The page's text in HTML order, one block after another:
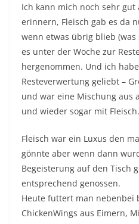
Ich kann mich noch sehr
erinnern, Fleisch gab es da
wenn etwas übrig blieb
es unter der Woche zur
hergenommen. Und ich
Resteverwertung geliebt –
und war eine Mischung aus
und wieder sogar mit Fleisch.
Fleisch war ein Luxus den
gönnte aber wenn dann
Begeisterung auf den Tisch
entsprechend genossen.
Heute futtert man nebenbei
ChickenWings aus Eimern,